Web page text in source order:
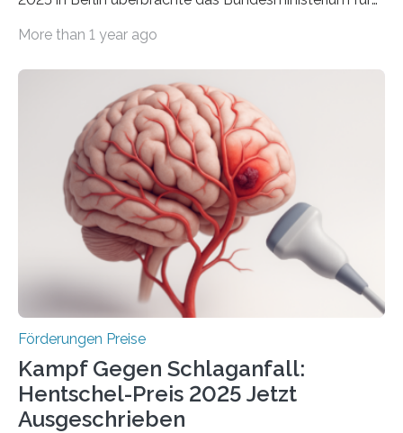
Überplanmäßige Verpflichtungsermächtigungen in
Woche vom Haushaltsausschuss freigegeben – unter
anderem zur Unterstützung der
Industrieforschungsprogramme Industrielle
Gemeinschaftsforschung (IGF), Zentrales
Innovationsprogramm Mittelstand (ZIM) und
Innovationskompetenz INNO-KOM. Auf dem
Innovationstag Mittelstand 2025 am 5. Juni 2025 in
Berlin überbrachte das Bundesministerium für
Wirtschaft und Energie eine gute Nachricht:
Überplanmäßige Verpflichtungsermächtigungen in
More than 1 year ago
Förderungen Preise
Kampf Gegen Schlaganfall:
Hentschel-Preis 2025 Jetzt
Ausgeschrieben